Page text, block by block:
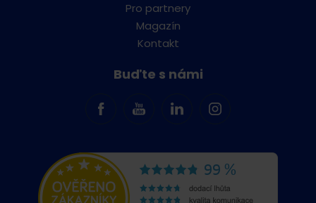
Pro partnery
Magazín
Kontakt
Buďte s námi